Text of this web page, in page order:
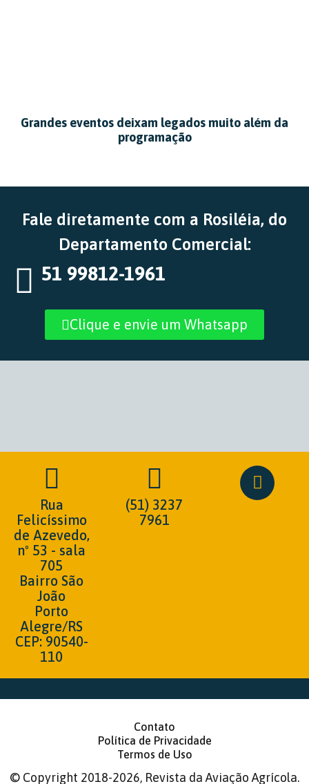
Grandes eventos deixam legados muito além da
programação
Fale diretamente com a Rosiléia, do
Departamento Comercial:
51 99812-1961
Clique e envie um Whatsapp
Rua
Felicíssimo
de Azevedo,
nº 53 - sala
705
Bairro São
João
Porto
Alegre/RS
CEP: 90540-
110
(51) 3237
7961
Contato
Política de Privacidade
Termos de Uso
© Copyright 2018-2026, Revista da Aviação Agrícola.